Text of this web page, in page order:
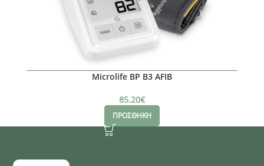
Microlife BP B3 AFIB
85.20€
ΠΡΟΣΘΗΚΗ